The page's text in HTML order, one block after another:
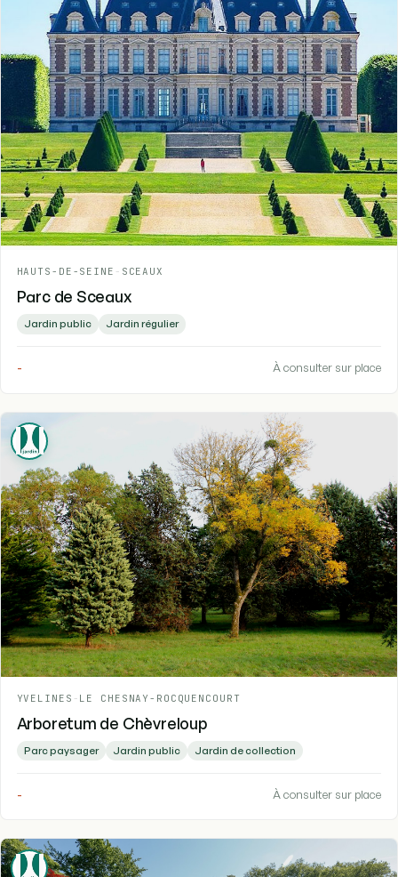
HAUTS-DE-SEINE - SCEAUX
Parc de Sceaux
Jardin public Jardin régulier
- À consulter sur place
YVELINES - LE CHESNAY-ROCQUENCOURT
Arboretum de Chèvreloup
Parc paysager Jardin public Jardin de collection
- À consulter sur place